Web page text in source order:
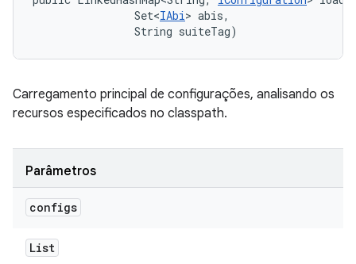
                Set<
IAbi> abis,
                String suiteTag)
Carregamento principal de configurações, analisando os
recursos especificados no classpath.
Parâmetros
configs
List